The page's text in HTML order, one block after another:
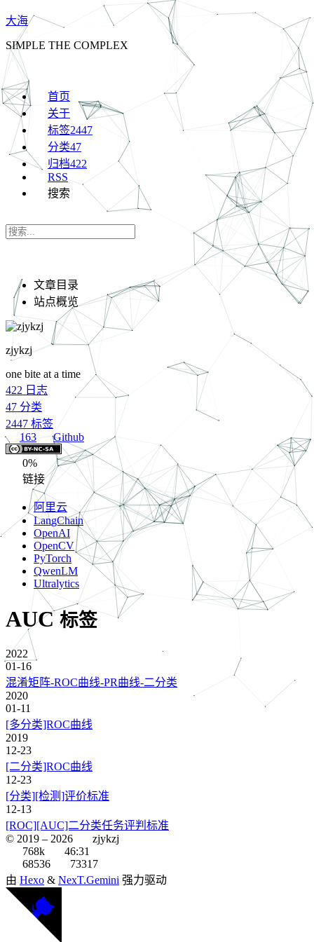
大海
SIMPLE THE COMPLEX
首页
关于
标签2447
分类47
归档422
RSS
搜索
文章目录
站点概览
zjykzj
one bite at a time
422 日志
47 分类
2447 标签
163
Github
0%
链接
阿里云
LangChain
OpenAI
OpenCV
PyTorch
QwenLM
Ultralytics
AUC标签
2022
01-16
混淆矩阵-ROC曲线-PR曲线-二分类
2020
01-11
[多分类]ROC曲线
2019
12-23
[二分类]ROC曲线
12-23
[分类][检测]评价标准
12-13
[ROC][AUC]二分类任务评判标准
© 2019 – 2026
zjykzj
768k
46:31
68536
73317
由 Hexo & NexT.Gemini 强力驱动